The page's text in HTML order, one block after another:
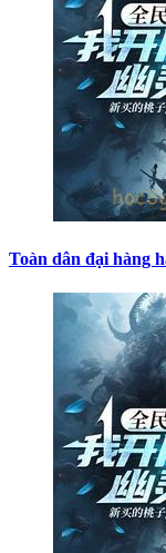
Toàn dân đại hàng